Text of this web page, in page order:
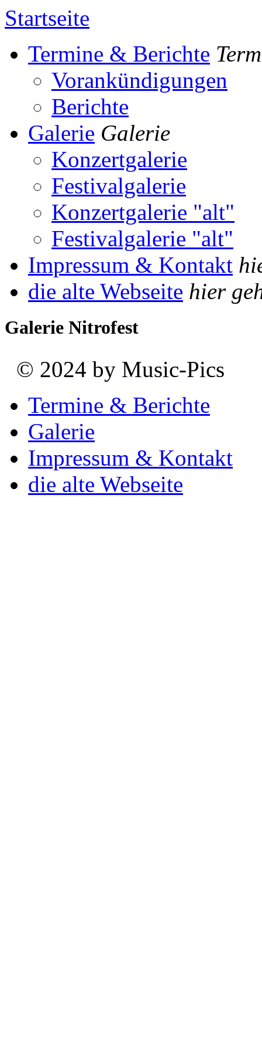
Startseite
Termine & Berichte
Vorankündigungen
Berichte
Galerie Galerie
Konzertgalerie
Festivalgalerie
Konzertgalerie "alt"
Festivalgalerie "alt"
Impressum & Kontakt
die alte Webseite hier
Galerie Nitrofest
© 2024 by Music-Pics
Termine & Berichte
Galerie
Impressum & Kontakt
die alte Webseite